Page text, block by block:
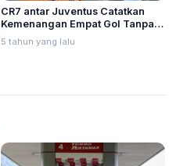
CR7 antar Juventus Catatkan
Kemenangan Empat Gol Tanpa
Balas Lawan Parma
5 tahun yang lalu